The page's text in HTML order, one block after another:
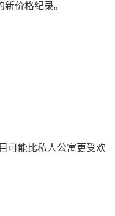
价格纪录。
可能比私人公寓更受欢